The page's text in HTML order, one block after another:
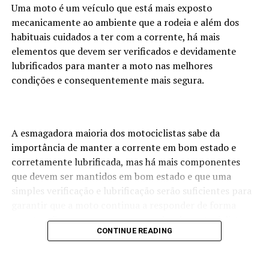
Uma moto é um veículo que está mais exposto
mecanicamente ao ambiente que a rodeia e além dos
habituais cuidados a ter com a corrente, há mais
elementos que devem ser verificados e devidamente
lubrificados para manter a moto nas melhores
condições e consequentemente mais segura.
A esmagadora maioria dos motociclistas sabe da
importância de manter a corrente em bom estado e
corretamente lubrificada, mas há mais componentes
que devem ser mantidos em bom estado e que uma
simples verificação e lubrificação serão suficientes para
pronta, eficaz e segura aos comandos do motociclista.
CONTINUE READING